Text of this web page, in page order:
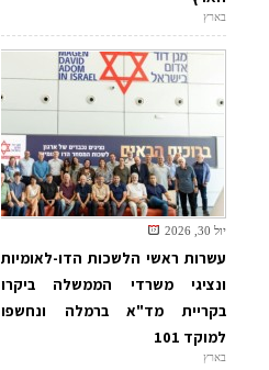
בארץ
יול 30, 2026
עשרות ראשי הלשכות הדו-לאומיות
ונציגי משרדי הממשלה ביקרו
בקריית מד"א ברמלה ונחשפו
למוקד 101
בארץ